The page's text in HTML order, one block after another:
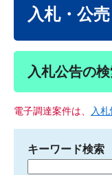
入札・公売
入札公告の
電子調達案件は、 入
キーワード検索